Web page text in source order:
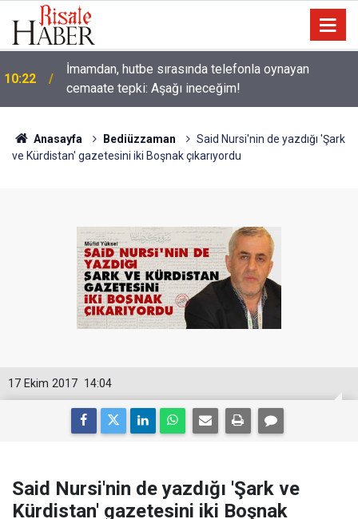
10:22
İmamdan, hutbe sırasında telefonla oynayan
cemaate tepki: Aşağı ineceğim!
Anasayfa Bediüzzaman
Said Nursi'nin de yazdığı 'Şark
ve Kürdistan' gazetesini iki Boşnak çıkarıyordu
14:04
17 Ekim 2017
Said Nursi'nin de yazdığı 'Şark ve
Kürdistan' gazetesini iki Boşnak